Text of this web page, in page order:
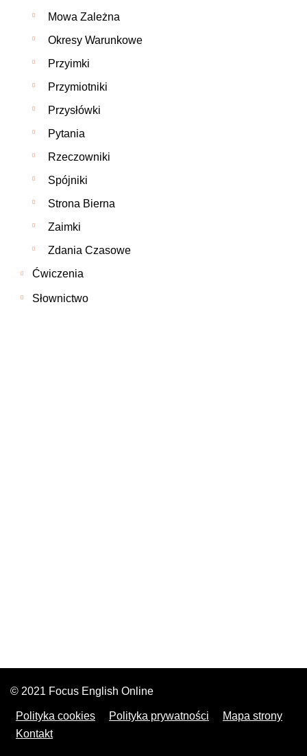
Mowa Zależna
Okresy Warunkowe
Przyimki
Przymiotniki
Przysłówki
Pytania
Rzeczowniki
Spójniki
Strona Bierna
Zaimki
Zdania Czasowe
Ćwiczenia
Słownictwo
© 2021 Focus English Online
Polityka cookies Polityka prywatności
Mapa strony
Kontakt